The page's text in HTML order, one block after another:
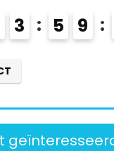
PRODUCT